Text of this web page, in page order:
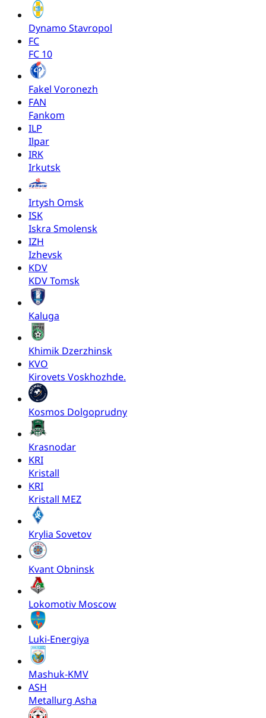
Dynamo Stavropol
FC
FC 10
Fakel Voronezh
FAN
Fankom
ILP
Ilpar
IRK
Irkutsk
Irtysh Omsk
ISK
Iskra Smolensk
IZH
Izhevsk
KDV
KDV Tomsk
Kaluga
Khimik Dzerzhinsk
KVO
Kirovets Voskhozhde.
Kosmos Dolgoprudny
Krasnodar
KRI
Kristall
KRI
Kristall MEZ
Krylia Sovetov
Kvant Obninsk
Lokomotiv Moscow
Luki-Energiya
Mashuk-KMV
ASH
Metallurg Asha